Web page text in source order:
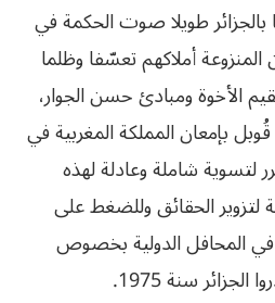
طويلا صوت الحكمة في
المنزوعة أملاكهم تعسّفا وظلما
الأخوة ومبادئ حسن الجوار،
بإمعان المملكة المغربية في
لتسوية شاملة وعادلة لهذه
لتزوير الحقائق وللضغط على
في المحافل الدولية بخصوص
سنة 1975.